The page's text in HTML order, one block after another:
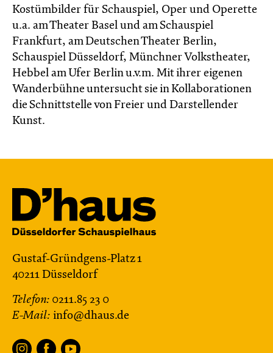
Kostümbilder für Schauspiel, Oper und Operette
u.a. am Theater Basel und am Schauspiel
Frankfurt, am Deutschen Theater Berlin,
Schauspiel Düsseldorf, Münchner Volkstheater,
Hebbel am Ufer Berlin u.v.m. Mit ihrer eigenen
Wanderbühne untersucht sie in Kollaborationen
die Schnittstelle von Freier und Darstellender
Kunst.
Gustaf-Gründgens-Platz 1
40211 Düsseldorf
Telefon: 0211.85 23 0
E-Mail: info@dhaus.de